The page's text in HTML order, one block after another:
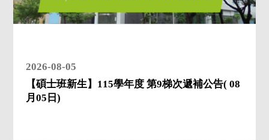
2026-08-05
【碩士班新生】115學年度 第9梯次遞補公告( 08
月05日)